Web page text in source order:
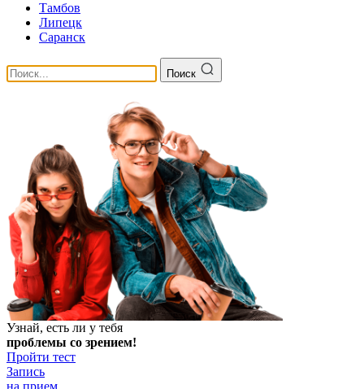
Тамбов
Липецк
Саранск
Поиск
Узнай, есть ли у тебя
проблемы со зрением!
Пройти тест
Запись